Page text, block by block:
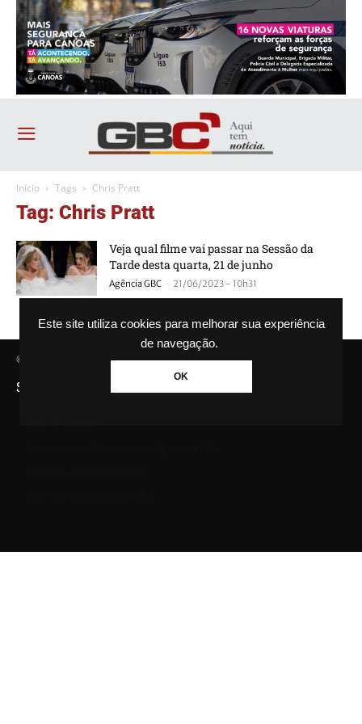
Este site utiliza cookies para melhorar sua experiência
de navegação.
OK
Início Tags Chris Pratt
Tag: Chris Pratt
Veja qual filme vai passar na Sessão da
Tarde desta quarta, 21 de junho
Agência GBC - 21/06/2023 - 10h31
© Agência GBC. Aqui tem notícia. Todos os direitos reservados.
SAIBA MAIS SOBRE A AGÊNCIA GBC